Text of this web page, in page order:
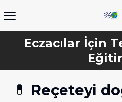
Eczacılar İçin
💊 Reçeteyi